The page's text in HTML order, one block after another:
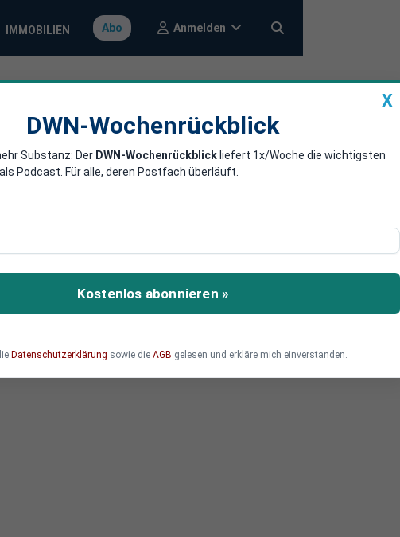
IMMOBILIEN Abo Anmelden
Technologie
den internationalen
X
DWN-Wochenrückblick
Substanz: Der DWN-Wochenrückblick liefert 1x/Woche die wichtigsten
Podcast. Für alle, deren Postfach überläuft.
Kostenlos abonnieren »
Datenschutzerklärung sowie die AGB gelesen und erkläre mich einverstanden.